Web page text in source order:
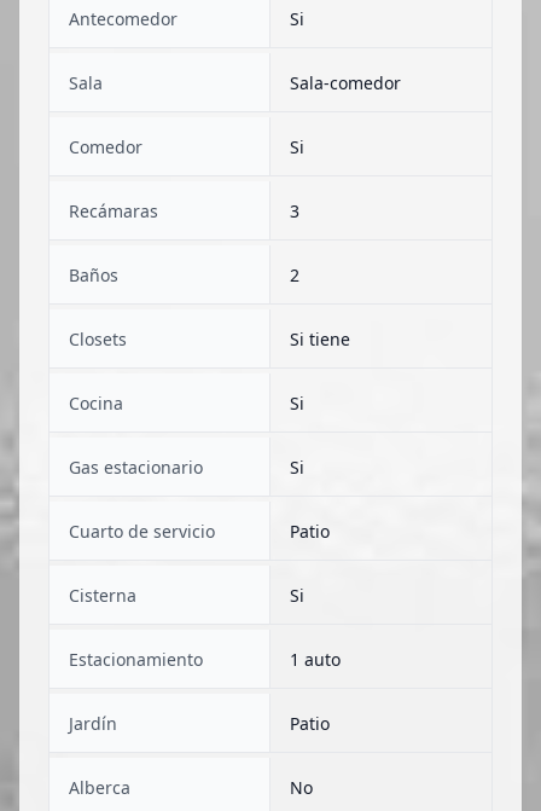
Antecomedor Si
Sala Sala-comedor
Comedor Si
Recámaras 3
Baños 2
Closets Si tiene
Cocina Si
Gas estacionario Si
Cuarto de servicio Patio
Cisterna Si
Estacionamiento 1 auto
Jardín Patio
Alberca No